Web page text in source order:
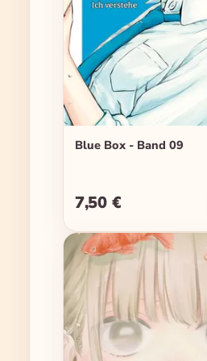
Blue Box - Band 09
Regulärer Preis:
7,50 €